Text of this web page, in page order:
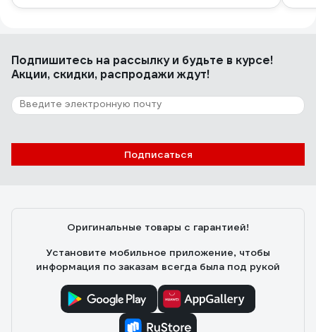
Подпишитесь на рассылкуи будьте в курсе!
Акции, скидки, распродажи ждут!
Подписаться
Оригинальные товары с гарантией!
Установите мобильное приложение, чтобы
информация по заказам всегда была под рукой